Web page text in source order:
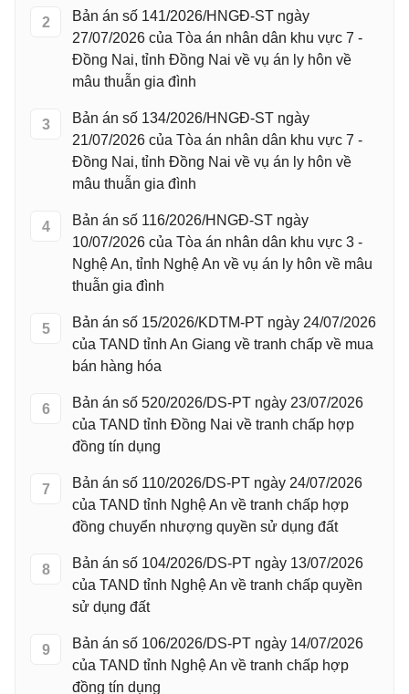
2
Bản án số 141/2026/HNGĐ-ST ngày
27/07/2026 của Tòa án nhân dân khu vực 7 -
Đồng Nai, tỉnh Đồng Nai về vụ án ly hôn về
mâu thuẫn gia đình
3
Bản án số 134/2026/HNGĐ-ST ngày
21/07/2026 của Tòa án nhân dân khu vực 7 -
Đồng Nai, tỉnh Đồng Nai về vụ án ly hôn về
mâu thuẫn gia đình
4
Bản án số 116/2026/HNGĐ-ST ngày
10/07/2026 của Tòa án nhân dân khu vực 3 -
Nghệ An, tỉnh Nghệ An về vụ án ly hôn về mâu
thuẫn gia đình
5
Bản án số 15/2026/KDTM-PT ngày 24/07/2026
của TAND tỉnh An Giang về tranh chấp về mua
bán hàng hóa
6
Bản án số 520/2026/DS-PT ngày 23/07/2026
của TAND tỉnh Đồng Nai về tranh chấp hợp
đồng tín dụng
7
Bản án số 110/2026/DS-PT ngày 24/07/2026
của TAND tỉnh Nghệ An về tranh chấp hợp
đồng chuyển nhượng quyền sử dụng đất
8
Bản án số 104/2026/DS-PT ngày 13/07/2026
của TAND tỉnh Nghệ An về tranh chấp quyền
sử dụng đất
9
Bản án số 106/2026/DS-PT ngày 14/07/2026
của TAND tỉnh Nghệ An về tranh chấp hợp
đồng tín dụng